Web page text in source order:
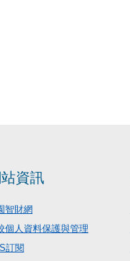
資訊
智財網
個人資料保護與管理
訂閱